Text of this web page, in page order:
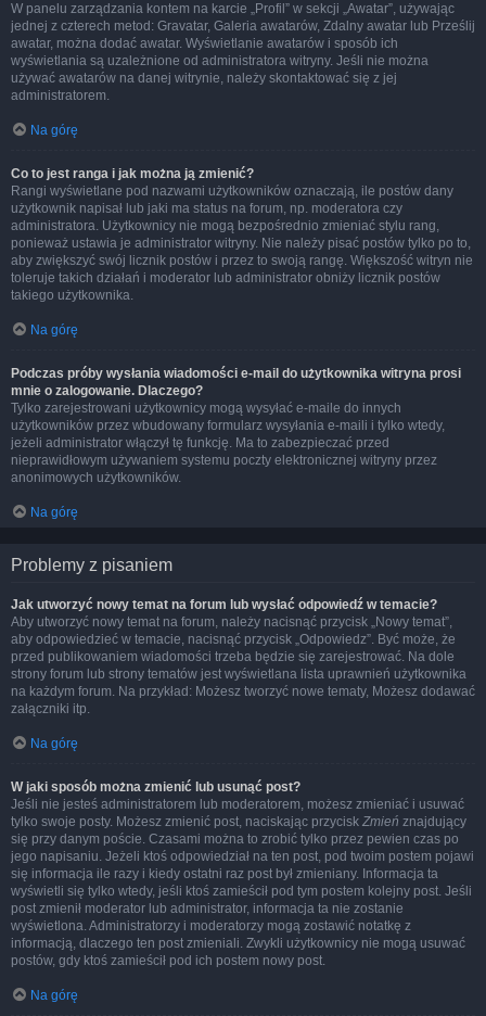
W panelu zarządzania kontem na karcie „Profil” w sekcji „Awatar”, używając
jednej z czterech metod: Gravatar, Galeria awatarów, Zdalny awatar lub Prześlij
awatar, można dodać awatar. Wyświetlanie awatarów i sposób ich
wyświetlania są uzależnione od administratora witryny. Jeśli nie można
używać awatarów na danej witrynie, należy skontaktować się z jej
administratorem.
Na górę
Co to jest ranga i jak można ją zmienić?
Rangi wyświetlane pod nazwami użytkowników oznaczają, ile postów dany
użytkownik napisał lub jaki ma status na forum, np. moderatora czy
administratora. Użytkownicy nie mogą bezpośrednio zmieniać stylu rang,
ponieważ ustawia je administrator witryny. Nie należy pisać postów tylko po to,
aby zwiększyć swój licznik postów i przez to swoją rangę. Większość witryn nie
toleruje takich działań i moderator lub administrator obniży licznik postów
takiego użytkownika.
Na górę
Podczas próby wysłania wiadomości e-mail do użytkownika witryna prosi
mnie o zalogowanie. Dlaczego?
Tylko zarejestrowani użytkownicy mogą wysyłać e-maile do innych
użytkowników przez wbudowany formularz wysyłania e-maili i tylko wtedy,
jeżeli administrator włączył tę funkcję. Ma to zabezpieczać przed
nieprawidłowym używaniem systemu poczty elektronicznej witryny przez
anonimowych użytkowników.
Na górę
Problemy z pisaniem
Jak utworzyć nowy temat na forum lub wysłać odpowiedź w temacie?
Aby utworzyć nowy temat na forum, należy nacisnąć przycisk „Nowy temat”,
aby odpowiedzieć w temacie, nacisnąć przycisk „Odpowiedz”. Być może, że
przed publikowaniem wiadomości trzeba będzie się zarejestrować. Na dole
strony forum lub strony tematów jest wyświetlana lista uprawnień użytkownika
na każdym forum. Na przykład: Możesz tworzyć nowe tematy, Możesz dodawać
załączniki itp.
Na górę
W jaki sposób można zmienić lub usunąć post?
Jeśli nie jesteś administratorem lub moderatorem, możesz zmieniać i usuwać
tylko swoje posty. Możesz zmienić post, naciskając przycisk Zmień znajdujący
się przy danym poście. Czasami można to zrobić tylko przez pewien czas po
jego napisaniu. Jeżeli ktoś odpowiedział na ten post, pod twoim postem pojawi
się informacja ile razy i kiedy ostatni raz post był zmieniany. Informacja ta
wyświetli się tylko wtedy, jeśli ktoś zamieścił pod tym postem kolejny post. Jeśli
post zmienił moderator lub administrator, informacja ta nie zostanie
wyświetlona. Administratorzy i moderatorzy mogą zostawić notatkę z
informacją, dlaczego ten post zmieniali. Zwykli użytkownicy nie mogą usuwać
postów, gdy ktoś zamieścił pod ich postem nowy post.
Na górę